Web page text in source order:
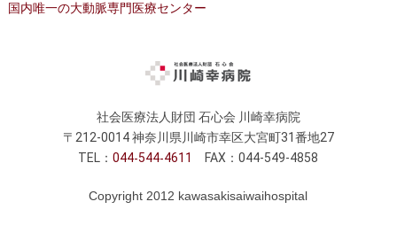
国内唯一の大動脈専門医療センター
社会医療法人財団 石心会 川崎幸病院
〒212-0014 神奈川県川崎市幸区大宮町31番地27
TEL：044 544 4611 FAX：044-549-4858
Copyright 2012 kawasakisaiwaihospital